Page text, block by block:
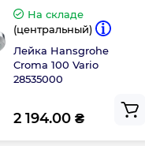
На складе
(центральный)
Лейка Hansgrohe
Croma 100 Vario
28535000
2 194.00 ₴